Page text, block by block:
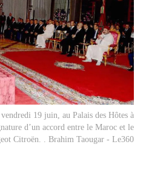
19 juin, au Palais des Hôtes à
d’un accord entre le Maroc et le
Citroën. . Brahim Taougar - Le360